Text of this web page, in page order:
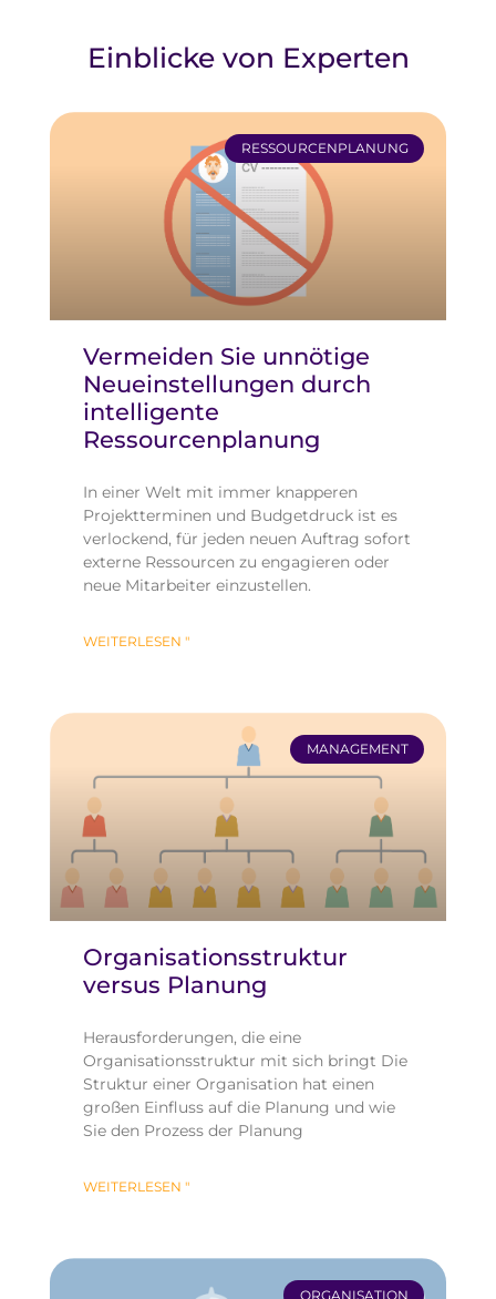
Einblicke von Experten
RESSOURCENPLANUNG
Vermeiden Sie unnötige
Neueinstellungen durch
intelligente
Ressourcenplanung
In einer Welt mit immer knapperen
Projektterminen und Budgetdruck ist es
verlockend, für jeden neuen Auftrag sofort
externe Ressourcen zu engagieren oder
neue Mitarbeiter einzustellen.
WEITERLESEN "
MANAGEMENT
Organisationsstruktur
versus Planung
Herausforderungen, die eine
Organisationsstruktur mit sich bringt Die
Struktur einer Organisation hat einen
großen Einfluss auf die Planung und wie
Sie den Prozess der Planung
WEITERLESEN "
ORGANISATION